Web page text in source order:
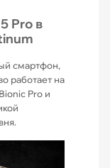
Pro в
смартфон,
работает на
Pro и